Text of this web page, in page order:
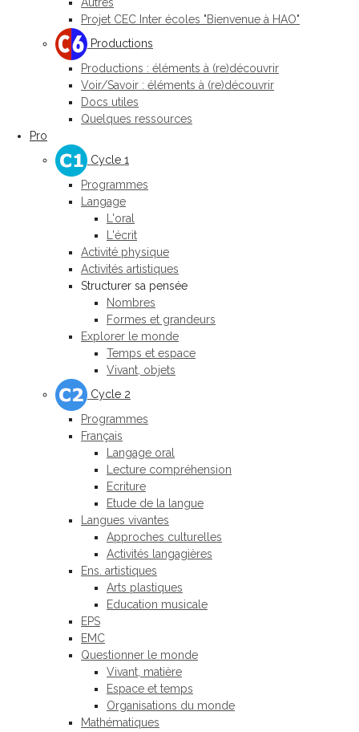
Projet CEC Inter écoles "Bienvenue à HAO"
Productions
Productions : éléments à (re)découvrir
Voir/Savoir : éléments à (re)découvrir
Docs utiles
Quelques ressources
Pro
Cycle 1
Programmes
Langage
L'oral
L'écrit
Activité physique
Activités artistiques
Structurer sa pensée
Nombres
Formes et grandeurs
Explorer le monde
Temps et espace
Vivant, objets
Cycle 2
Programmes
Français
Langage oral
Lecture compréhension
Ecriture
Etude de la langue
Langues vivantes
Approches culturelles
Activités langagières
Ens. artistiques
Arts plastiques
Education musicale
EPS
EMC
Questionner le monde
Vivant, matière
Espace et temps
Organisations du monde
Mathématiques